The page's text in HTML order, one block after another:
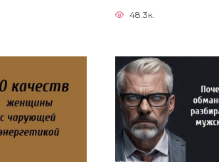
48.3к.